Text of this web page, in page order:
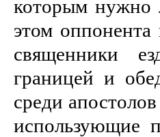
которым нужно
этом
священники
границей и
среди
использующие